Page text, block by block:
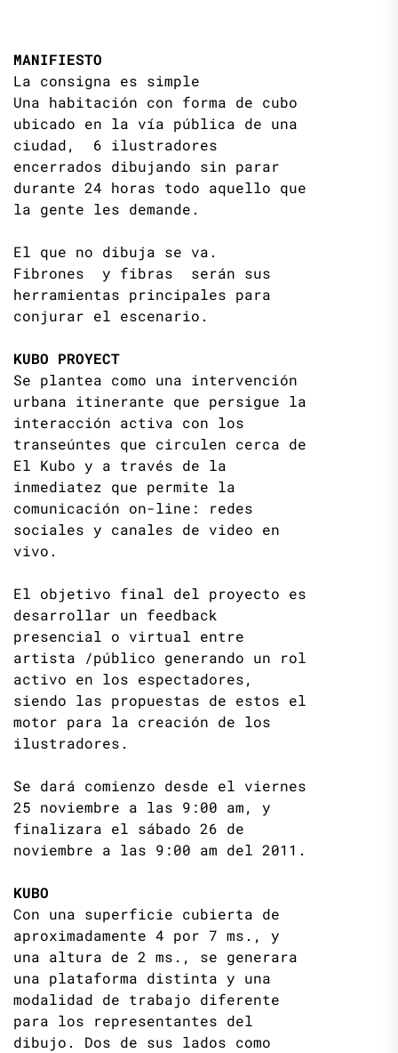
MANIFIESTO
La consigna es simple
Una habitación con forma de cubo
ubicado en la vía pública de una
ciudad, 6 ilustradores
encerrados dibujando sin parar
durante 24 horas todo aquello que
la gente les demande.
El que no dibuja se va.
Fibrones y fibras serán sus
herramientas principales para
conjurar el escenario.
KUBO PROYECT
Se plantea como una intervención
urbana itinerante que persigue la
interacción activa con los
transeúntes que circulen cerca de
El Kubo y a través de la
inmediatez que permite la
comunicación on-line: redes
sociales y canales de video en
vivo.
El objetivo final del proyecto es
desarrollar un feedback
presencial o virtual entre
artista /público generando un rol
activo en los espectadores,
siendo las propuestas de estos el
motor para la creación de los
ilustradores.
Se dará comienzo desde el viernes
25 noviembre a las 9:00 am, y
finalizara el sábado 26 de
noviembre a las 9:00 am del 2011.
KUBO
Con una superficie cubierta de
aproximadamente 4 por 7 ms., y
una altura de 2 ms., se generara
una plataforma distinta y una
modalidad de trabajo diferente
para los representantes del
dibujo. Dos de sus lados como